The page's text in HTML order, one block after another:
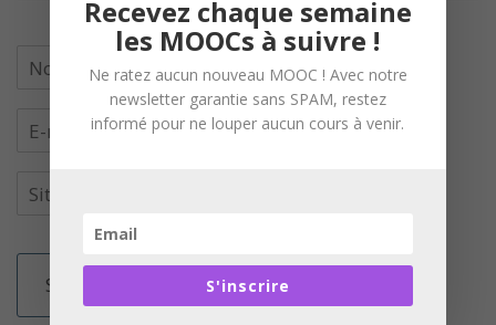
Recevez chaque semaine
les MOOCs à suivre !
Ne ratez aucun nouveau MOOC ! Avec notre
newsletter garantie sans SPAM, restez
informé pour ne louper aucun cours à venir.
S'inscrire